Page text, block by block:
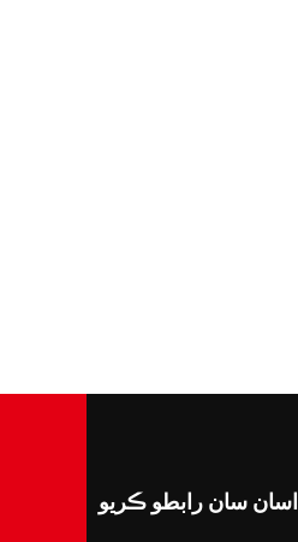
اسان سان رابطو ڪريو